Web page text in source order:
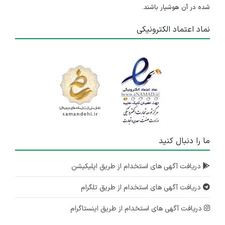
شده در آن هوشیار باشند.
نماد اعتماد الکترونیکی
ما را دنبال کنید
دریافت آگهی های استخدام از طریق اپلیکیشن
دریافت آگهی های استخدام از طریق تلگرام
دریافت آگهی های استخدام از طریق اینستاگرام